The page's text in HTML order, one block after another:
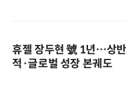
휴젤 장두현 號 1년…상
적·글로벌 성장 본궤도